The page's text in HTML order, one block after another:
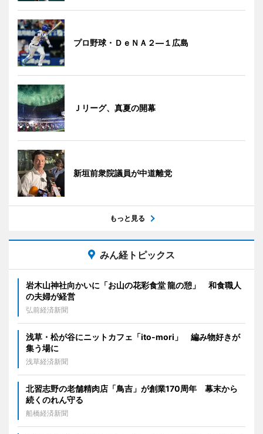
プロ野球・ＤｅＮＡ２―１広島
Ｊリーグ、真夏の開幕
新垣前衆院議員が中道離党
もっと見る
みん経トピックス
岩木山神社向かいに「お山の花彩食堂 龍の憩」 和食職人
の夫婦が経営
弘前経済新聞
浅草・松が谷にニットカフェ「ito-mori」 編み物好きが
集う場に
浅草経済新聞
北習志野の老舗精肉店「鳥吉」が創業170周年 幕末から
続くのれん守る
船橋経済新聞